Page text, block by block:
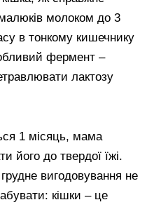
молоком до 3
в тонкому кишечнику
фермент –
лактозу
1 місяць, мама
його до твердої їжі.
вигодовування не
кішки – це